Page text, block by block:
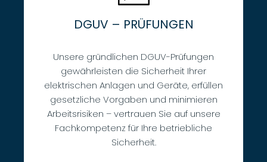
DGUV – PRÜFUNGEN
Unsere gründlichen DGUV-Prüfungen
gewährleisten die Sicherheit Ihrer
elektrischen Anlagen und Geräte, erfüllen
gesetzliche Vorgaben und minimieren
Arbeitsrisiken – vertrauen Sie auf unsere
Fachkompetenz für Ihre betriebliche
Sicherheit.